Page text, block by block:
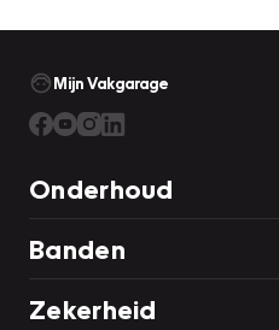
Mijn Vakgarage
Onderhoud
Banden
Zekerheid